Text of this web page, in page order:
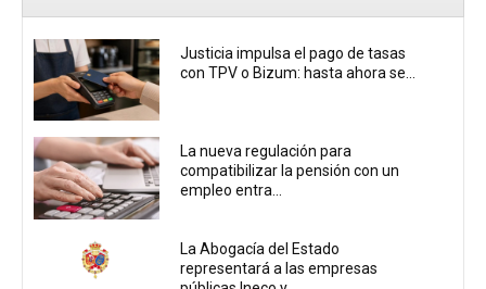
Justicia impulsa el pago de tasas
con TPV o Bizum: hasta ahora se...
La nueva regulación para
compatibilizar la pensión con un
empleo entra...
La Abogacía del Estado
representará a las empresas